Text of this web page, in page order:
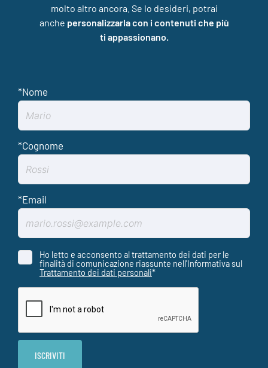
molto altro ancora. Se lo desideri, potrai
anche personalizzarla con i contenuti che più
ti appassionano.
Ho letto e acconsento al trattamento dei dati per le
finalità di comunicazione riassunte nell'Informativa sul
Trattamento dei dati personali*